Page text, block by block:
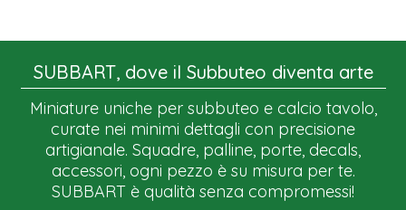
SUBBART, dove il Subbuteo diventa arte
Miniature uniche per subbuteo e calcio tavolo,
curate nei minimi dettagli con precisione
artigianale. Squadre, palline, porte, decals,
accessori, ogni pezzo è su misura per te.
SUBBART è qualità senza compromessi!